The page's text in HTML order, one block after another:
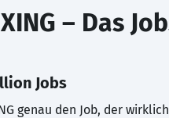
XING – Das
Jobs
genau den Job, der